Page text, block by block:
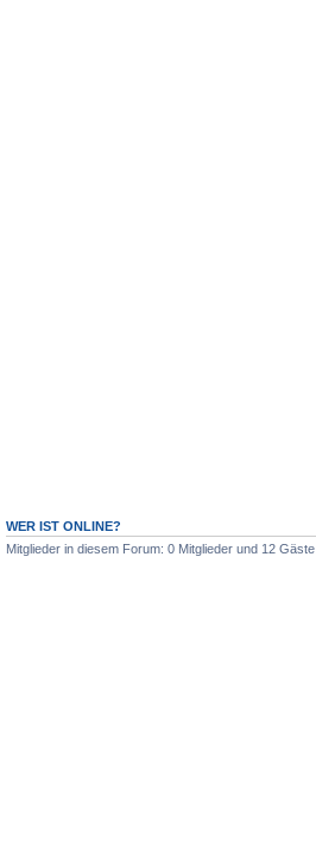
WER IST ONLINE?
Mitglieder in diesem Forum: 0 Mitglieder und 12 Gäste